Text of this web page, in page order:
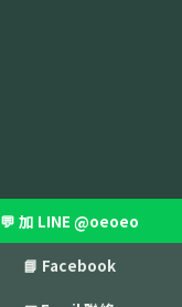
💬 加 LINE @oeoeo
📘 Facebook